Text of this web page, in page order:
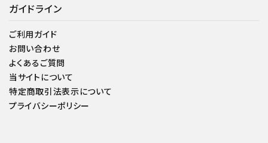
ガイドライン
ご利用ガイド
お問い合わせ
よくあるご質問
当サイトについて
特定商取引法表示について
プライバシーポリシー